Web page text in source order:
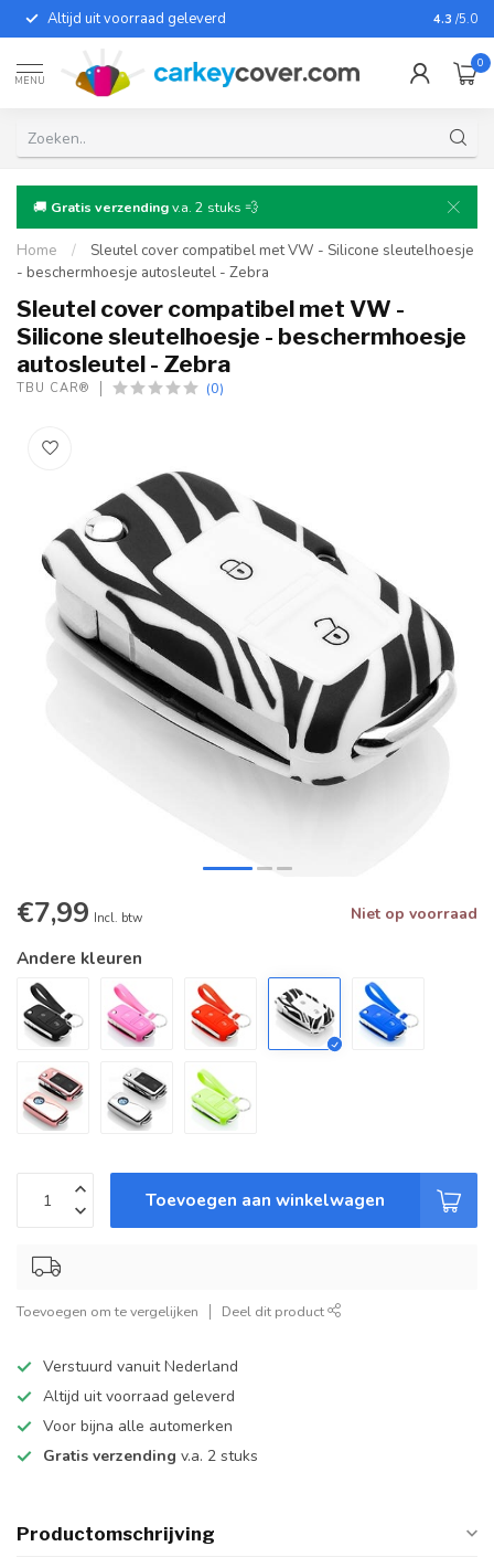
Altijd uit voorraad geleverd Voor
4.3 /5.0
MENU
0
🚚 Gratis verzendingv.a. 2 stuks 💨
Home /
Sleutel cover compatibel met VW - Silicone sleutelhoesje
- beschermhoesje autosleutel - Zebra
Sleutel cover compatibel met VW -
Silicone sleutelhoesje - beschermhoesje
autosleutel - Zebra
TBU CAR® (0)
€7,99 Incl. btw Niet op voorraad
Andere kleuren
Toevoegen aan winkelwagen
Toevoegen om te vergelijken Deel dit product
Verstuurd vanuit Nederland
Altijd uit voorraad geleverd
Voor bijna alle automerken
Gratis verzending v.a. 2 stuks
Productomschrijving